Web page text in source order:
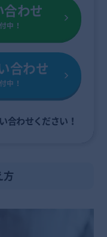
合わせ
中！
合わせ
中！
合わせください！
方